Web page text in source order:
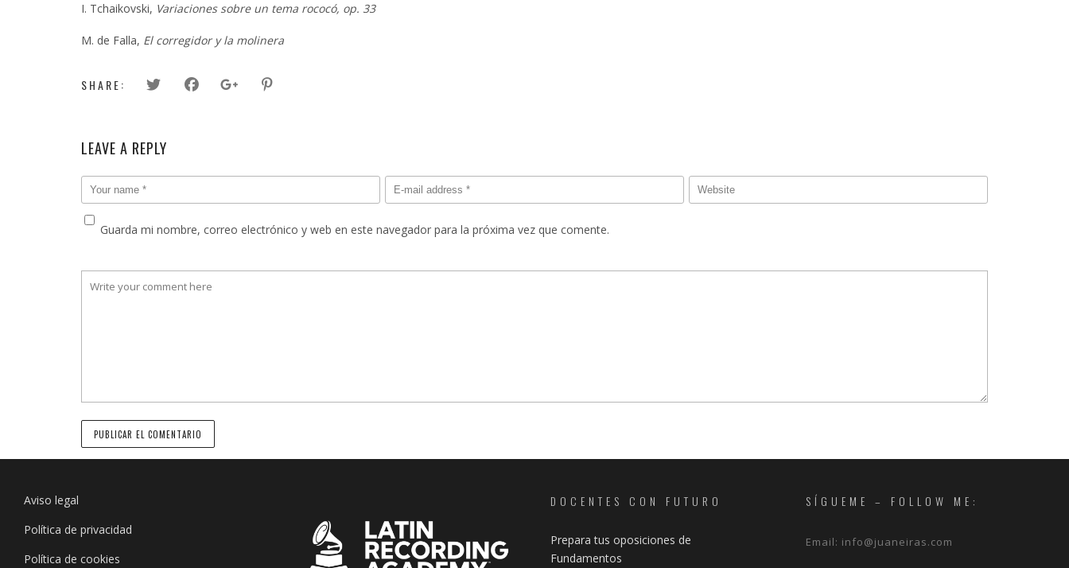
I. Tchaikovski, Variaciones sobre un tema rococó, op. 33
M. de Falla, El corregidor y la molinera
SHARE:
LEAVE A REPLY
Guarda mi nombre, correo electrónico y web en este navegador para la próxima vez que comente.
Aviso legal
Política de privacidad
Política de cookies
DOCENTES CON FUTURO
Prepara tus oposiciones de
Fundamentos
SÍGUEME – FOLLOW ME:
Email: info@juaneiras.com